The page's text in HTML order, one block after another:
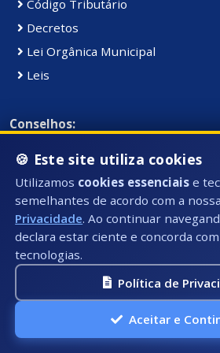
Código Tributário
Decretos
Lei Orgânica Municipal
Leis
Conselhos:
Licitações e Contratos:
Licitações
Contratos
Contratos (Emergenciais)
Dispensas e Inexigibilidades
Comunicação:
🍪 Este site utiliza cookies
Utilizamos cookies essenciais e
semelhantes de acordo com a nossa
Privacidade. Ao continuar
declara estar ciente e concorda
tecnologias.
Política de
Aceitar e